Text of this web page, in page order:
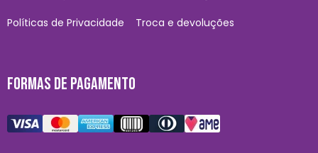
Políticas de Privacidade Troca e devoluções
FORMAS DE PAGAMENTO